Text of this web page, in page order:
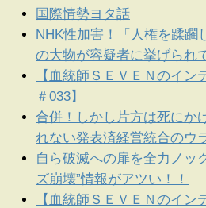
国際情勢ヨタ話
NHK性加害！「人権を蹂躙
の大物が容疑者に挙げられ
【血統師ＳＥＶＥＮのイン
＃033】
合併！しかし片方は死にか
れない発表済経営統合のウ
自ら破滅への扉を全力ノッ
ズ崩壊”情報がアツい！！
【血統師ＳＥＶＥＮのイン